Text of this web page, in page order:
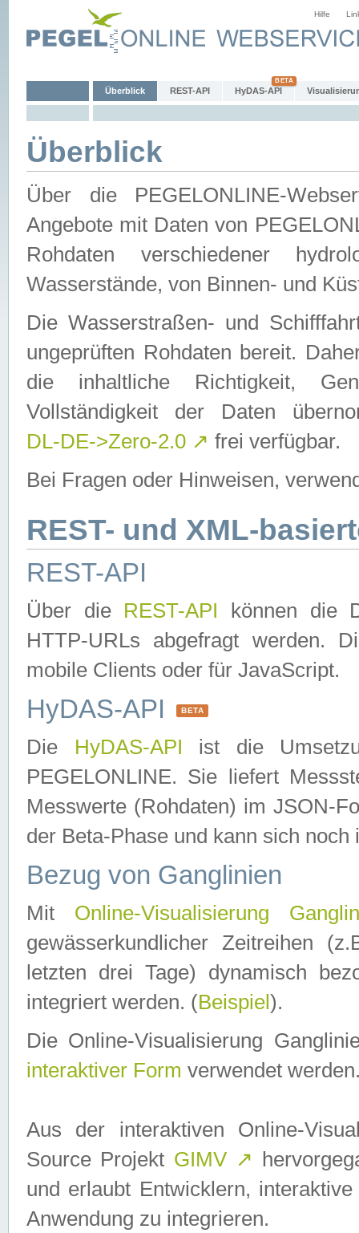
Hilfe
Überblick REST-API HyDAS-API
Überblick
Über die PEGELONLINE-
Angebote mit Daten von
Rohdaten verschiedener
Wasserstände, von Binnen- und
Die Wasserstraßen- und
ungeprüften Rohdaten bereit.
die inhaltliche Richtigkeit,
Vollständigkeit der Daten
DL-DE->Zero-2.0 ↗ frei verfügbar.
Bei Fragen oder Hinweisen,
REST- und XML-
REST-API
Über die REST-API können die
HTTP-URLs abgefragt werden.
mobile Clients oder für JavaScript.
HyDAS-API BETA
Die HyDAS-API ist die
PEGELONLINE. Sie liefert
Messwerte (Rohdaten) im JSON-
der Beta-Phase und kann sich noch
Bezug von Ganglinien
Mit Online-Visualisierung
gewässerkundlicher Zeitreihen
letzten drei Tage) dynamisch
integriert werden. (Beispiel ).
Die Online-Visualisierung
interaktiver Form verwendet
Aus der interaktiven Online-
Source Projekt GIMV ↗
und erlaubt Entwicklern,
Anwendung zu integrieren.